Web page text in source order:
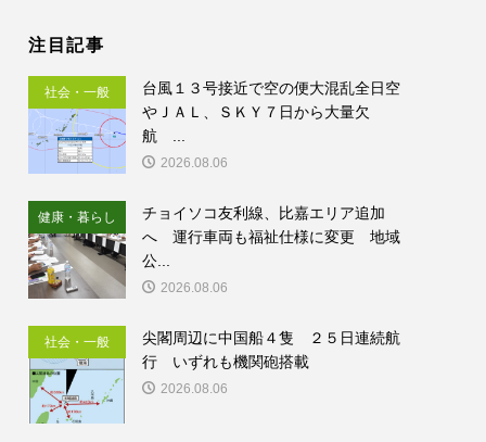
注目記事
社会・一般
台風１３号接近で空の便大混乱全日空
やＪＡＬ、ＳＫＹ７日から大量欠
航 ...
2026.08.06
健康・暮らし
チョイソコ友利線、比嘉エリア追加
へ 運行車両も福祉仕様に変更 地域
公...
2026.08.06
社会・一般
尖閣周辺に中国船４隻 ２５日連続航
行 いずれも機関砲搭載
2026.08.06